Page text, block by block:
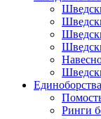
Единоборства
Ринги